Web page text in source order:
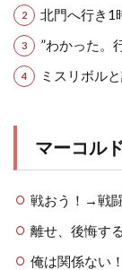
北門へ行き1
”わかった。
ミスリボル
マーコル
戦おう！→戦
離せ、後悔す
俺は関係ない